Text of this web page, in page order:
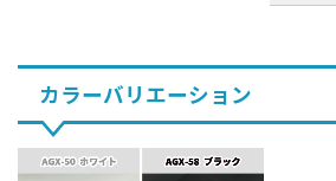
カラーバリエーション